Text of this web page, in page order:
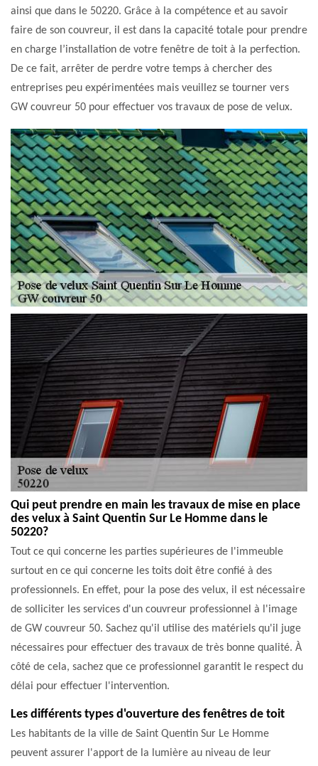
ainsi que dans le 50220. Grâce à la compétence et au savoir
faire de son couvreur, il est dans la capacité totale pour prendre
en charge l’installation de votre fenêtre de toit à la perfection.
De ce fait, arrêter de perdre votre temps à chercher des
entreprises peu expérimentées mais veuillez se tourner vers
GW couvreur 50 pour effectuer vos travaux de pose de velux.
Qui peut prendre en main les travaux de mise en place
des velux à Saint Quentin Sur Le Homme dans le
50220?
Tout ce qui concerne les parties supérieures de l'immeuble
surtout en ce qui concerne les toits doit être confié à des
professionnels. En effet, pour la pose des velux, il est nécessaire
de solliciter les services d'un couvreur professionnel à l'image
de GW couvreur 50. Sachez qu'il utilise des matériels qu'il juge
nécessaires pour effectuer des travaux de très bonne qualité. À
côté de cela, sachez que ce professionnel garantit le respect du
délai pour effectuer l'intervention.
Les différents types d'ouverture des fenêtres de toit
Les habitants de la ville de Saint Quentin Sur Le Homme
peuvent assurer l'apport de la lumière au niveau de leur